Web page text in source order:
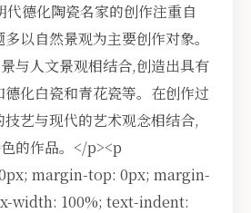
德化陶瓷名家的创作注重自
以自然景观为主要创作对象。
与人文景观相结合,创造出具有
化白瓷和青花瓷等。在创作过
艺与现代的艺术观念相结合,
的作品。</p><p
margin-top: 0px; margin-
width: 100%; text-indent: